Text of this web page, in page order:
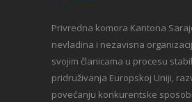
Privredna komora Kantona
nevladina i nezavisna
svojim članicama u procesu
pridruživanja Europskoj Uniji,
povećanju konkurentske